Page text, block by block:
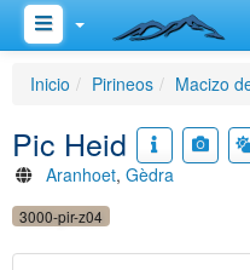
Inicio Pirineos Macizo
Pic Heid
Aranhoet, Gèdra
3000-pir-z04